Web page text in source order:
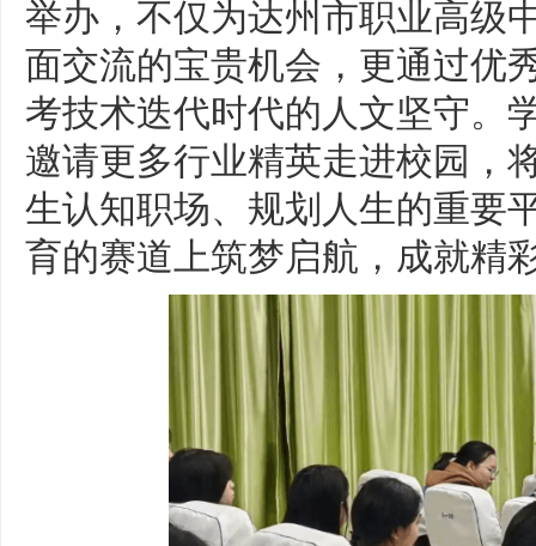
举办，不仅为达州市职业高级
面交流的宝贵机会，更通过优
考技术迭代时代的人文坚守。
邀请更多行业精英走进校园，
生认知职场、规划人生的重要
育的赛道上筑梦启航，成就精